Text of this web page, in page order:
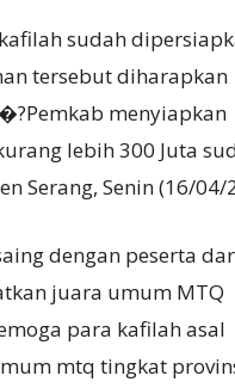
sudah
tersebut diharapkan
menyiapkan
lebih 300 Juta
Serang, Senin (16/04/
dengan peserta
juara umum MTQ
para kafilah asal
mtq tingkat